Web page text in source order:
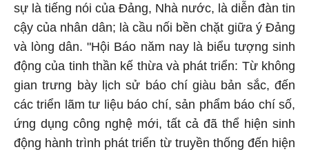
sự là tiếng nói của Đảng, Nhà nước, là diễn đàn tin
cậy của nhân dân; là cầu nối bền chặt giữa ý Đảng
và lòng dân. "Hội Báo năm nay là biểu tượng sinh
động của tinh thần kế thừa và phát triển: Từ không
gian trưng bày lịch sử báo chí giàu bản sắc, đến
các triển lãm tư liệu báo chí, sản phẩm báo chí số,
ứng dụng công nghệ mới, tất cả đã thể hiện sinh
động hành trình phát triển từ truyền thống đến hiện